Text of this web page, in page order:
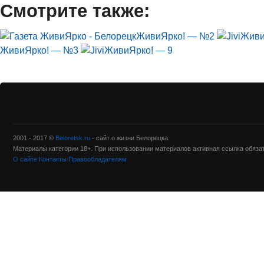
Смотрите также:
ЖивиЯрко! — №2
ЖивиЯрко! — №3
ЖивиЯрко! — 9
2001 - 2017 © Beloretsk.ru - сайт о жизни Белорецка.
Материалы категории 18+. При использовании материалов активная ссылка
О сайте Контакты Правообладателям